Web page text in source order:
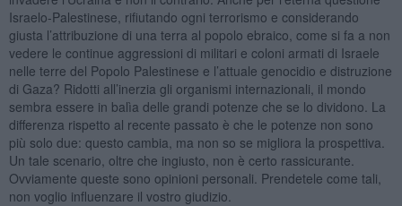
Israelo-Palestinese, rifiutando ogni terrorismo e considerando
giusta l’attribuzione di una terra al popolo ebraico, come si fa a non
vedere le continue aggressioni di militari e coloni armati di Israele
nelle terre del Popolo Palestinese e l’attuale genocidio e distruzione
di Gaza? Ridotti all’inerzia gli organismi internazionali, il mondo
sembra essere in balìa delle grandi potenze che se lo dividono. La
differenza rispetto al recente passato è che le potenze non sono
più solo due: questo cambia, ma non so se migliora la prospettiva.
Un tale scenario, oltre che ingiusto, non è certo rassicurante.
Ovviamente queste sono opinioni personali. Prendetele come tali,
non voglio influenzare il vostro giudizio.